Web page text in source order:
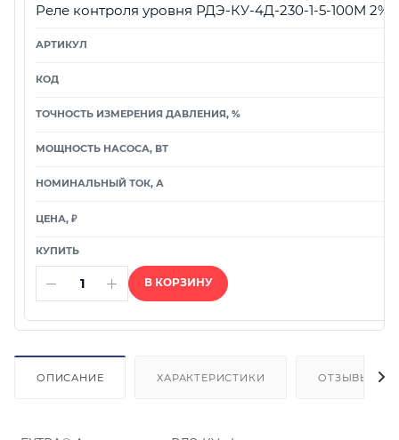
Реле контроля уровня РДЭ-КУ-4Д-230-1-5-100М 2%
В КОРЗИНУ
ОПИСАНИЕ ХАРАКТЕРИСТИКИ ОТЗЫВЫ